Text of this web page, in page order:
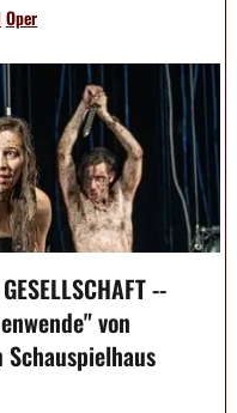
Oper
--
von